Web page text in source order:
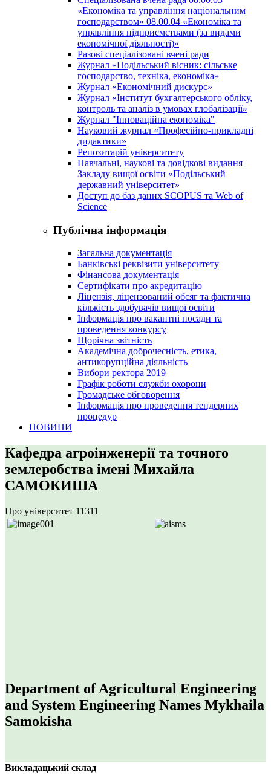
«Економіка та управління національним
господарством» 08.00.04 «Економіка та
управління підприємствами (за видами
економічної діяльності)»
Разові спеціалізовані вчені ради
Журнал «Подільський вісник: сільське
господарство, техніка, економіка»
Журнал «Економічний дискурс»
Журнал «Інститут бухгалтерського обліку,
контроль та аналіз в умовах глобалізації»
Журнал "Інноваційна економіка"
Науковий журнал «Професійно-прикладні
дидактики»
Репозитарій університету
Навчальні, наукові та довідкові видання
Закладу вищої освіти «Подільський
державний університет»
Доступ до баз даних SCOPUS та Web of
Science
Публічна інформація
Загальна документація
Банківські реквізити університету
Фінансова документація
Сертифікати про акредитацію
Ліцензія, ліцензований обсяг та фактична
кількість здобувачів вищої освіти
Інформація про вакантні посади та
проведення конкурсу
Щорічна звітність
Академічна доброчесність, етика,
антикорупційна діяльність
Вибори ректора 2019
Графік роботи служби охорони
Громадське обговорення
Інформація про проведення тендерних
процедур
НОВИНИ
Кафедра агроінженерії та точного
землеробства імені Михайла
САМОКИША
Про університет 11311
Department of Agricultural Engineering
and System Engineering Names Mykhaila
Samokisha
Викладацький склад